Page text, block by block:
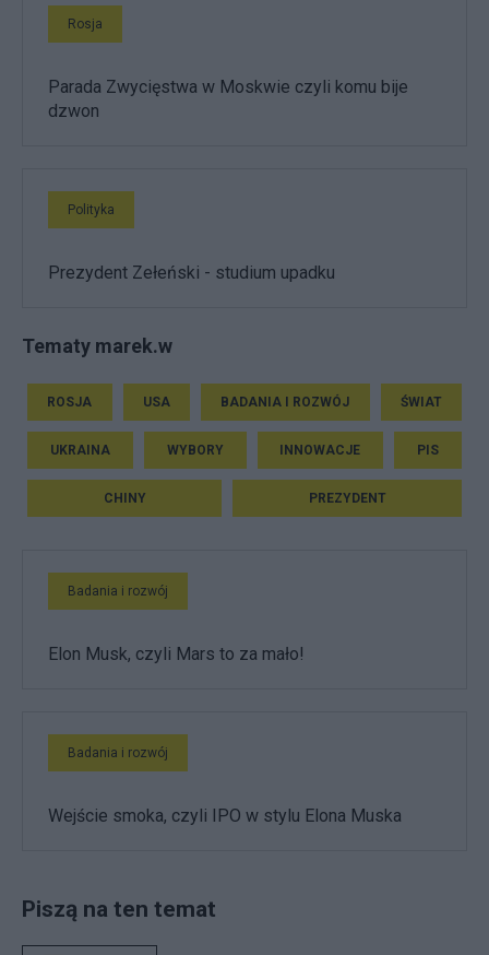
Rosja
Parada Zwycięstwa w Moskwie czyli komu bije
dzwon
Polityka
Prezydent Zełeński - studium upadku
Tematy marek.w
ROSJA USA BADANIA I ROZWÓJ ŚWIAT
UKRAINA WYBORY INNOWACJE PIS
CHINY PREZYDENT
Badania i rozwój
Elon Musk, czyli Mars to za mało!
Badania i rozwój
Wejście smoka, czyli IPO w stylu Elona Muska
Piszą na ten temat